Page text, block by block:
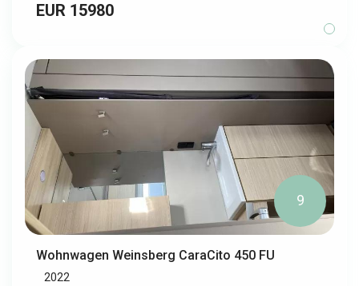
EUR 15980
9
Wohnwagen Weinsberg CaraCito 450 FU
2022